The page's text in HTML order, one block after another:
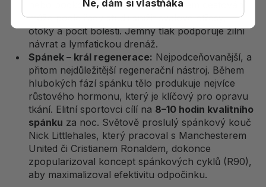
nebo podkolenek po zápase a během cestování
může podle řady studií snížit svalové otřesy,
otoky a pocit bolesti. Jemný tlak podporuje žilní
návrat a lymfatickou drenáž.
Spánek – král regenerace: Nejpodceňovanější, a
přitom nejdůležitější regenerační nástroj. Během
hlubokých fází spánku tělo produkuje nejvíce
růstového hormonu, který je klíčový pro opravu
tkání. Elitní sportovci cílí na 8–10 hodin kvalitního
spánku za noc. Světově proslulý spánkový kouč
Nick Littlehales, který pracoval s Manchesterem
United či Cristianem Ronaldem, dokonce
zpopularizoval koncept spánkových cyklů (R90),
aby maximalizoval efektivitu odpočinku.
Ne, dám si vlastňáka